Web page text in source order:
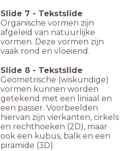
Slide 7 - Tekstslide
Organische vormen zijn
afgeleid van natuurlijke
vormen. Deze vormen zijn
vaak rond en vloeiend.
Slide 8 - Tekstslide
Geometrische (wiskundige)
vormen kunnen worden
getekend met een liniaal en
een passer. Voorbeelden
hiervan zijn vierkanten, cirkels
en rechthoeken (2D), maar
ook een kubus, balk en een
piramide (3D).